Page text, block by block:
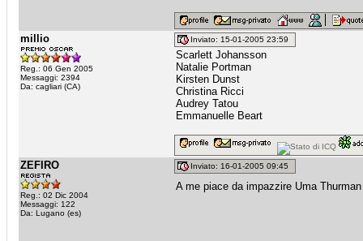
millio
Reg.: 06 Gen 2005
Messaggi: 2394
Da: cagliari (CA)
Inviato: 15-01-2005 23:59
Scarlett Johansson
Natalie Portman
Kirsten Dunst
Christina Ricci
Audrey Tatou
Emmanuelle Beart
ZEFIRO
Reg.: 02 Dic 2004
Messaggi: 122
Da: Lugano (es)
Inviato: 16-01-2005 09:45
A me piace da impazzire Uma